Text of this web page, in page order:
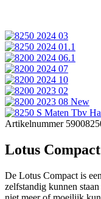
Artikelnummer
Lotus
De Lotus Compact is
zelfstandig kunnen